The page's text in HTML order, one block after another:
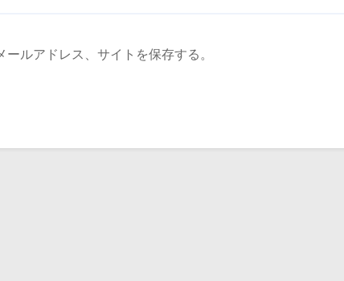
ルアドレス、サイトを保存する。